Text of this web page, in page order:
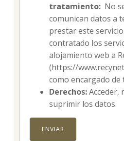
tratamiento: No
comunican datos a
prestar este
contratado los
alojamiento web a
(https://
como encargado
Derechos:Acceder,
suprimir los datos.